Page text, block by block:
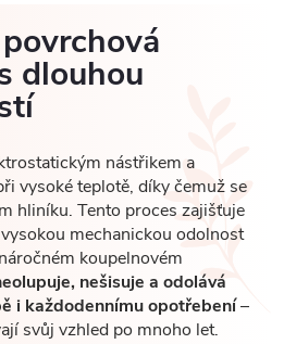
dlouhou
nástřikem a
vysoké teplotě, díky čemuž se
hliníku. Tento proces zajišťuje
mechanickou odolnost
koupelnovém
nešisuje a odolává
i každodennímu opotřebení–
svůj vzhled po mnoho let.